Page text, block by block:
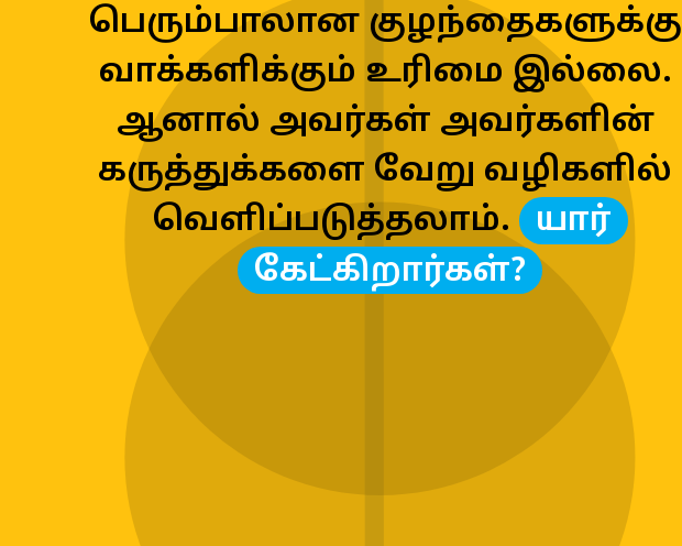
பெரும்பாலான குழந்தைகளுக்கு
வாக்களிக்கும் உரிமை இல்லை.
ஆனால் அவர்கள் அவர்களின்
கருத்துக்களை வேறு வழிகளில்
வெளிப்படுத்தலாம்.
யார்
கேட்கிறார்கள்?